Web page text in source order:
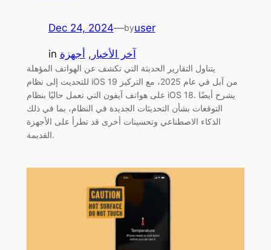
Dec 24, 2024—byuser
in آخر الأخبار , أجهزة
يتناول التقارير الحديثة التي تكشف عن الهواتف المؤهلة
للتحديث إلى نظام iOS 19 من آبل في عام 2025، مع التركيز
على هواتف آيفون التي تعمل حاليًا بنظام iOS 18. يشرح أيضًا
التوقعات بشأن التحديثات الجديدة في النظام، بما في ذلك
الذكاء الاصطناعي وتحسينات أخرى قد تطرأ على الأجهزة
القديمة.